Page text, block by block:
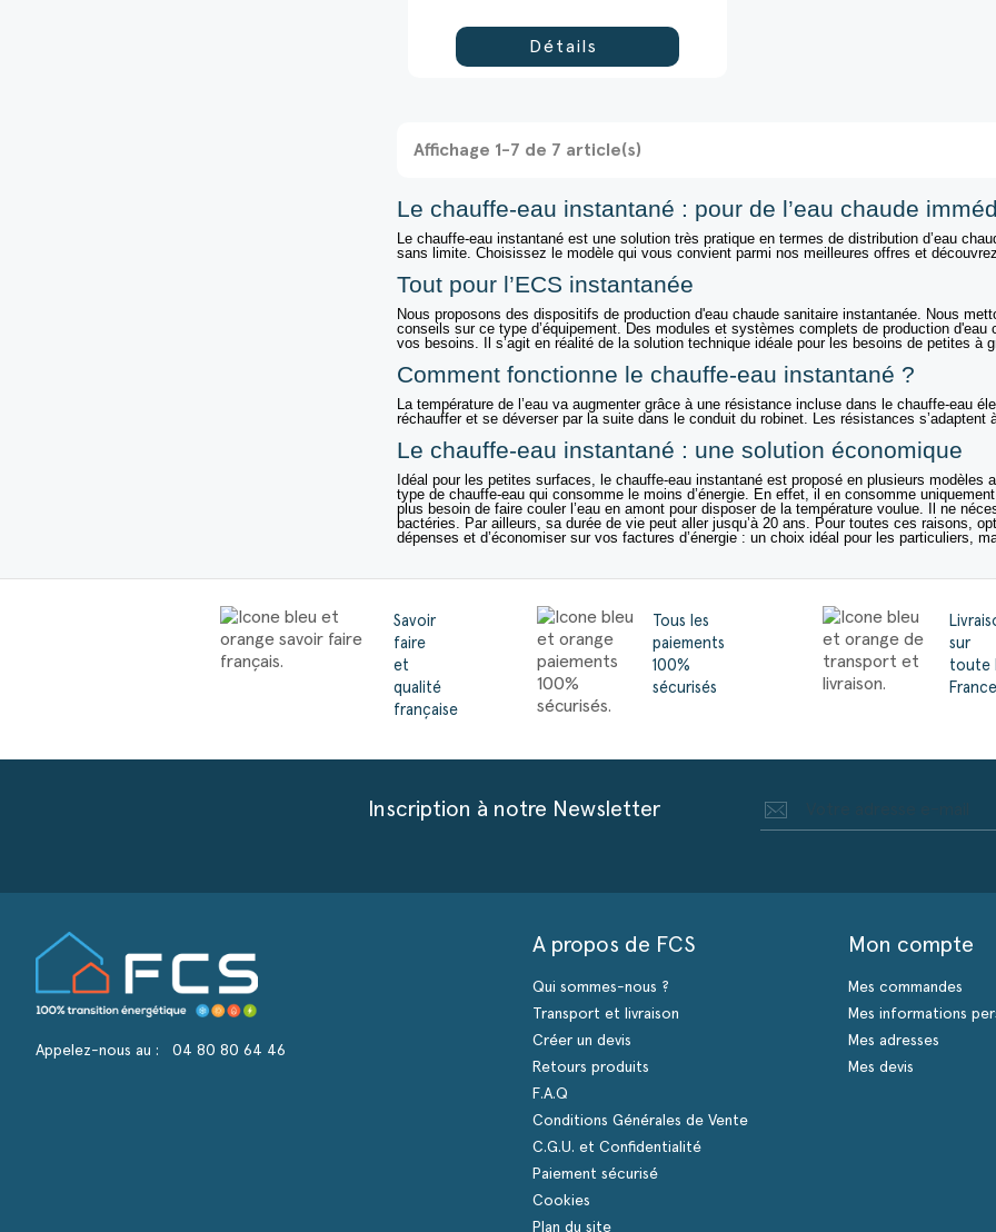
(7
Détails
Affichage 1-7 de 7 article(s)
Le chauffe-eau instantané : pour de l’eau chaude
Le chauffe-eau instantané est une solution très pratique en termes de distribution d’eau
sans limite. Choisissez le modèle qui vous convient parmi nos meilleures offres et
Tout pour l’ECS instantanée
Nous proposons des dispositifs de production d'eau chaude sanitaire instantanée. Nous
conseils sur ce type d’équipement. Des modules et systèmes complets de production
vos besoins. Il s’agit en réalité de la solution technique idéale pour les besoins de petites à
Comment fonctionne le chauffe-eau instantané ?
La température de l’eau va augmenter grâce à une résistance incluse dans le chauffe-eau
réchauffer et se déverser par la suite dans le conduit du robinet. Les résistances s’adaptent
Le chauffe-eau instantané : une solution économique
Idéal pour les petites surfaces, le chauffe-eau instantané est proposé en plusieurs
type de chauffe-eau qui consomme le moins d’énergie. En effet, il en consomme
plus besoin de faire couler l’eau en amont pour disposer de la température voulue. Il ne
bactéries. Par ailleurs, sa durée de vie peut aller jusqu’à 20 ans. Pour toutes ces raisons,
dépenses et d’économiser sur vos factures d’énergie : un choix idéal pour les particuliers,
Savoir
faire
et
qualité
française
Tous les
paiements
100%
sécurisés
sur
toute
France
Inscription à notre Newsletter
Appelez-nous au : 04 80 80 64 46
A propos de FCS
Qui sommes-nous ?
Transport et livraison
Créer un devis
Retours produits
F.A.Q
Conditions Générales de Vente
C.G.U. et Confidentialité
Paiement sécurisé
Cookies
Plan du site
Mon compte
Mes commandes
Mes informations
Mes adresses
Mes devis